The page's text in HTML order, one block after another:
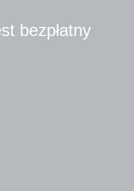
bezpłatny